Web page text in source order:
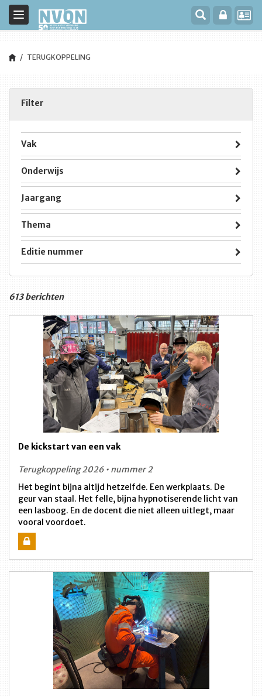
Toggle
navigation
TERUGKOPPELING
Filter
Vak
Onderwijs
Jaargang
Thema
Editie nummer
613 berichten
De kickstart van een vak
Terugkoppeling 2026 • nummer 2
Het begint bijna altijd hetzelfde. Een werkplaats. De
geur van staal. Het felle, bijna hypnotiserende licht van
een lasboog. En de docent die niet alleen uitlegt, maar
vooral voordoet.